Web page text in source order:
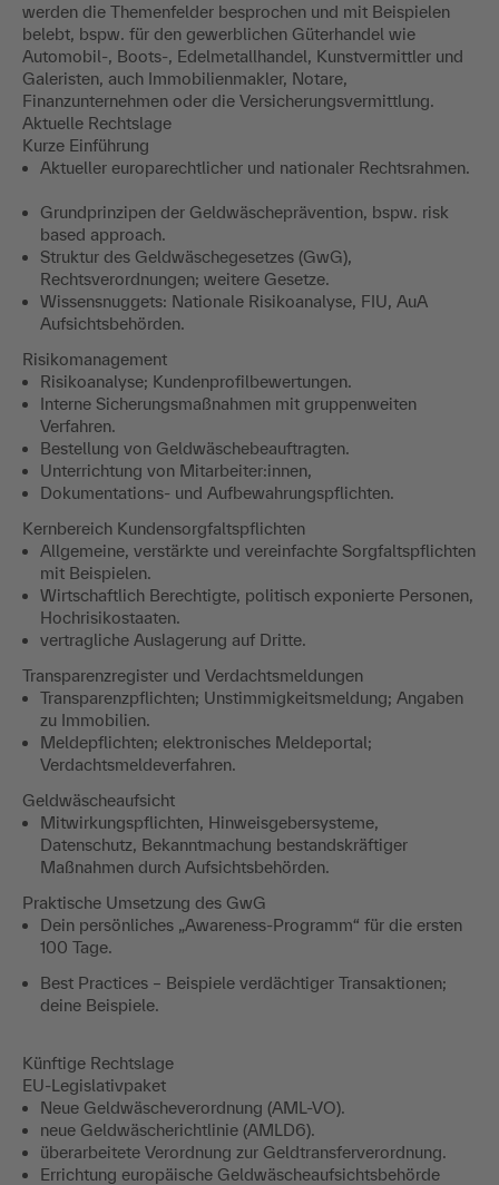
werden die Themenfelder besprochen und mit Beispielen
belebt, bspw. für den gewerblichen Güterhandel wie
Automobil-, Boots-, Edelmetallhandel, Kunstvermittler und
Galeristen, auch Immobilienmakler, Notare,
Finanzunternehmen oder die Versicherungsvermittlung.
Aktuelle Rechtslage
Kurze Einführung
Aktueller europarechtlicher und nationaler Rechtsrahmen.
Grundprinzipen der Geldwäscheprävention, bspw. risk
based approach.
Struktur des Geldwäschegesetzes (GwG),
Rechtsverordnungen; weitere Gesetze.
Wissensnuggets: Nationale Risikoanalyse, FIU, AuA
Aufsichtsbehörden.
Risikomanagement
Risikoanalyse; Kundenprofilbewertungen.
Interne Sicherungsmaßnahmen mit gruppenweiten
Verfahren.
Bestellung von Geldwäschebeauftragten.
Unterrichtung von Mitarbeiter:innen,
Dokumentations- und Aufbewahrungspflichten.
Kernbereich Kundensorgfaltspflichten
Allgemeine, verstärkte und vereinfachte Sorgfaltspflichten
mit Beispielen.
Wirtschaftlich Berechtigte, politisch exponierte Personen,
Hochrisikostaaten.
vertragliche Auslagerung auf Dritte.
Transparenzregister und Verdachtsmeldungen
Transparenzpflichten; Unstimmigkeitsmeldung; Angaben
zu Immobilien.
Meldepflichten; elektronisches Meldeportal;
Verdachtsmeldeverfahren.
Geldwäscheaufsicht
Mitwirkungspflichten, Hinweisgebersysteme,
Datenschutz, Bekanntmachung bestandskräftiger
Maßnahmen durch Aufsichtsbehörden.
Praktische Umsetzung des GwG
Dein persönliches „Awareness-Programm“ für die ersten
100 Tage.
Best Practices – Beispiele verdächtiger Transaktionen;
deine Beispiele.
Künftige Rechtslage
EU-Legislativpaket
Neue Geldwäscheverordnung (AML-VO).
neue Geldwäscherichtlinie (AMLD6).
überarbeitete Verordnung zur Geldtransferverordnung.
Errichtung europäische Geldwäscheaufsichtsbehörde